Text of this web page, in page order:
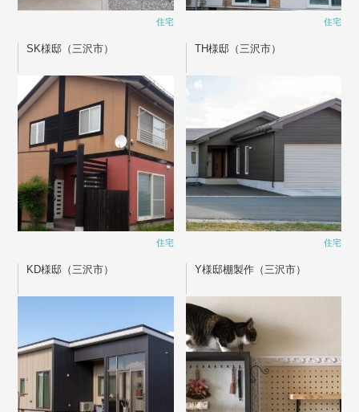
住宅 住宅
SK様邸（三沢市）
住宅
TH様邸（三沢市）
住宅
KD様邸（三沢市） Y様邸棚製作（三沢市）